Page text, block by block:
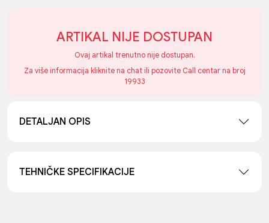
ARTIKAL NIJE DOSTUPAN
Ovaj artikal trenutno nije dostupan.
Za više informacija kliknite na chat ili pozovite Call centar na broj
19933
DETALJAN OPIS
TEHNIČKE SPECIFIKACIJE